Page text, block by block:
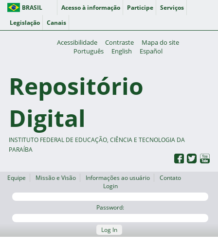
BRASIL Acesso à informação Participe
Serviços
Legislação
Canais
Acessibilidade Contraste
Mapa do site
Português
English Español
Repositório
Digital
INSTITUTO FEDERAL DE EDUCAÇÃO, CIÊNCIA E TECNOLOGIA DA
PARAÍBA
Equipe Missão e Visão Informações ao usuário
Contato
Login
Password:
Log In